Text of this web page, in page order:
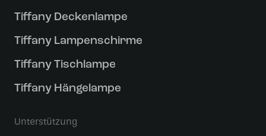
Tiffany Deckenlampe
Tiffany Lampenschirme
Tiffany Tischlampe
Tiffany Hängelampe
Unterstützung